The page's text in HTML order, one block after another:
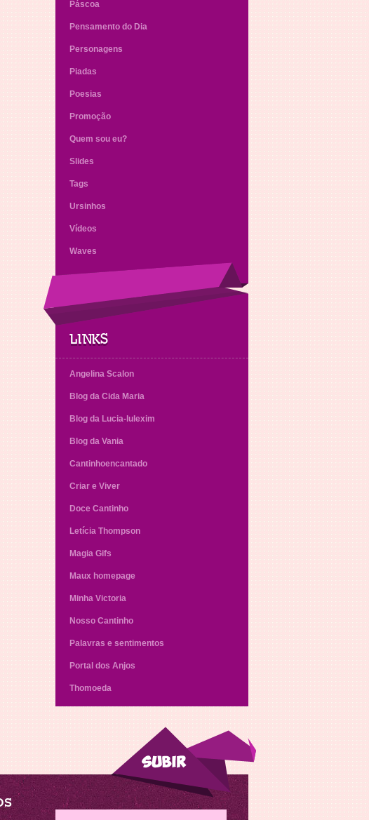
Páscoa
Pensamento do Dia
Personagens
Piadas
Poesias
Promoção
Quem sou eu?
Slides
Tags
Ursinhos
Vídeos
Waves
LINKS
Angelina Scalon
Blog da Cida Maria
Blog da Lucia-lulexim
Blog da Vania
Cantinhoencantado
Criar e Viver
Doce Cantinho
Letícia Thompson
Magia Gifs
Maux homepage
Minha Victoria
Nosso Cantinho
Palavras e sentimentos
Portal dos Anjos
Thomoeda